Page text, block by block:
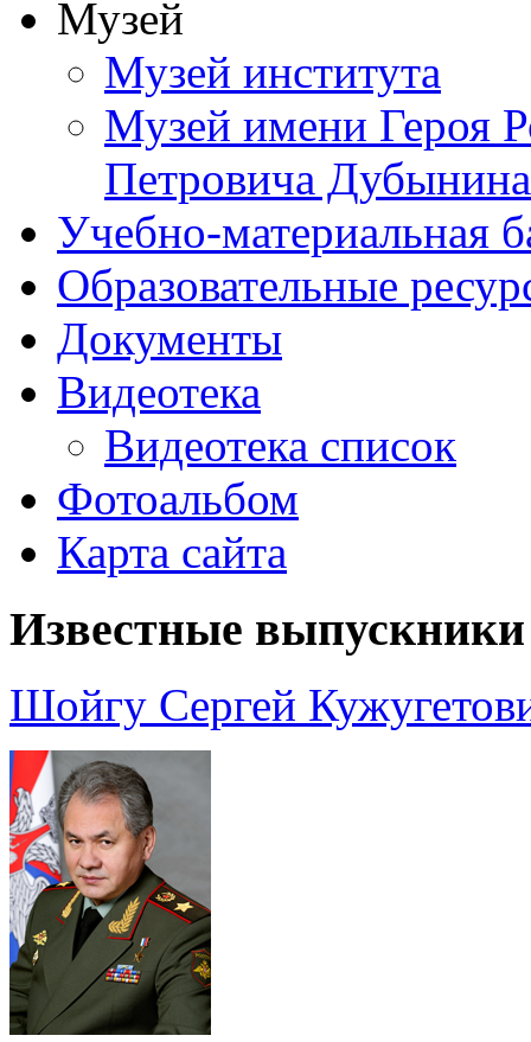
Музей
Музей института
Музей имени Героя
Петровича Дубынина
Учебно-материальная
Образовательные
Документы
Видеотека
Видеотека список
Фотоальбом
Карта сайта
Известные выпускники
Шойгу Сергей